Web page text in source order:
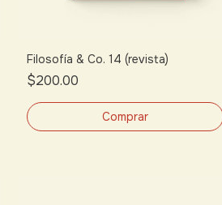
Filosofía & Co. 14 (revista)
$200.00